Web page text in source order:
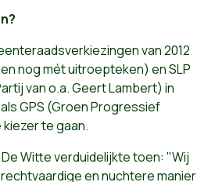
van 2012
nog mét uitroepteken) en SLP
van o.a. Geert Lambert) in
GPS (Groen Progressief
kiezer te gaan.
Witte verduidelijkte toen: "Wij
en nuchtere manier